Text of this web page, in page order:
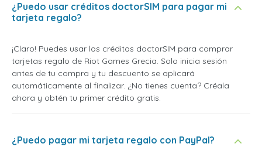
¿Puedo usar créditos doctorSIM para pagar mi
tarjeta regalo?
¡Claro! Puedes usar los créditos doctorSIM para comprar
tarjetas regalo de Riot Games Grecia. Solo inicia sesión
antes de tu compra y tu descuento se aplicará
automáticamente al finalizar. ¿No tienes cuenta? Créala
ahora y obtén tu primer crédito gratis.
¿Puedo pagar mi tarjeta regalo con PayPal?